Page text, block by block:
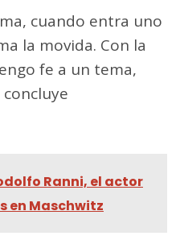
cuando entra uno
la movida. Con la
fe a un tema,
concluye
Ranni, el actor
en Maschwitz